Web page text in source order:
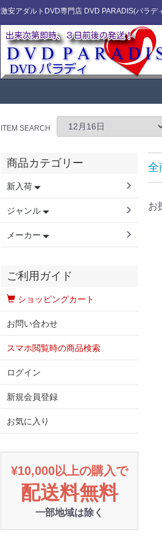
激安アダルトDVD専門店 DVD PARADIS(パラデ
ITEM SEARCH
全
お
商品カテゴリー
新入荷
ジャンル
メーカー
ご利用ガイド
ショッピングカート
お問い合わせ
スマホ閲覧時の商品検索
ログイン
新規会員登録
お気に入り
¥10,000以上の購入で
配送料無料
一部地域は除く